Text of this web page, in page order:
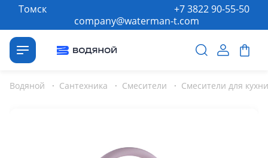
Томск
company@waterman-t.com
+7 3822 90-55-50
Водяной · Сантехника · Смесители · Смесители для кухни